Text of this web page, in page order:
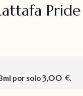
Pride
por solo3,00 €.